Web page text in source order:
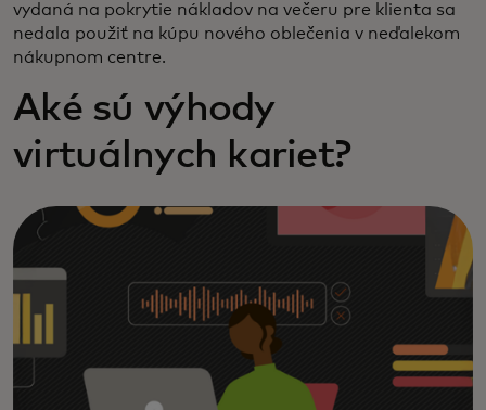
vydaná na pokrytie nákladov na večeru pre klienta sa
nedala použiť na kúpu nového oblečenia v neďalekom
nákupnom centre.
Aké sú výhody
virtuálnych kariet?